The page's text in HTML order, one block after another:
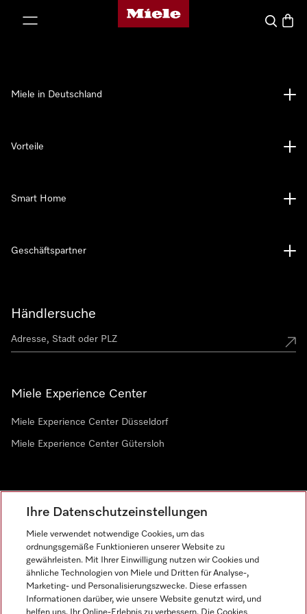
Miele-Homepage
Suche
Händlersuche
Miele Experience Center
Miele Experience Center Düsseldorf
Miele Experience Center Gütersloh
Miele in Deutschland
Vorteile
Smart Home
Geschäftspartner
Ihre Datenschutzeinstellungen
Miele verwendet notwendige Cookies, um das
ordnungsgemäße Funktionieren unserer Website zu
gewährleisten. Mit Ihrer Einwilligung nutzen wir Cookies und
ähnliche Technologien von Miele und Dritten für Analyse-,
Marketing- und Personalisierungszwecke. Diese erfassen
Informationen darüber, wie unsere Website genutzt wird, und